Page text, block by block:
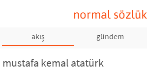
normal sözlük
akış gündem
mustafa kemal atatürk